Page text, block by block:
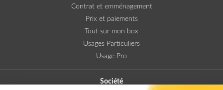
Contrat et emménagement
Prix et paiements
Tout sur mon box
Usages Particuliers
Usage Pro
Société